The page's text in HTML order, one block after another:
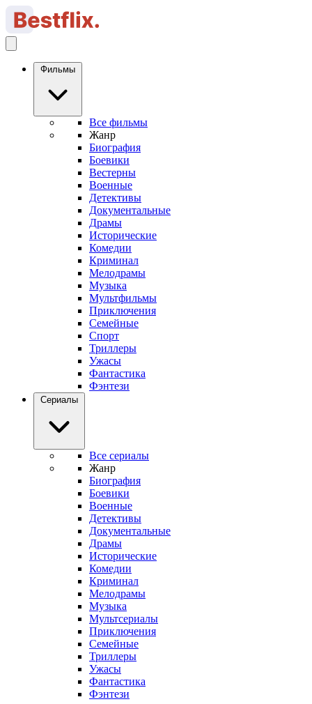
Фильмы
Все фильмы
Жанр
Биография
Боевики
Вестерны
Военные
Детективы
Документальные
Драмы
Исторические
Комедии
Криминал
Мелодрамы
Музыка
Мультфильмы
Приключения
Семейные
Спорт
Триллеры
Ужасы
Фантастика
Фэнтези
Сериалы
Все сериалы
Жанр
Биография
Боевики
Военные
Детективы
Документальные
Драмы
Исторические
Комедии
Криминал
Мелодрамы
Музыка
Мультсериалы
Приключения
Семейные
Триллеры
Ужасы
Фантастика
Фэнтези